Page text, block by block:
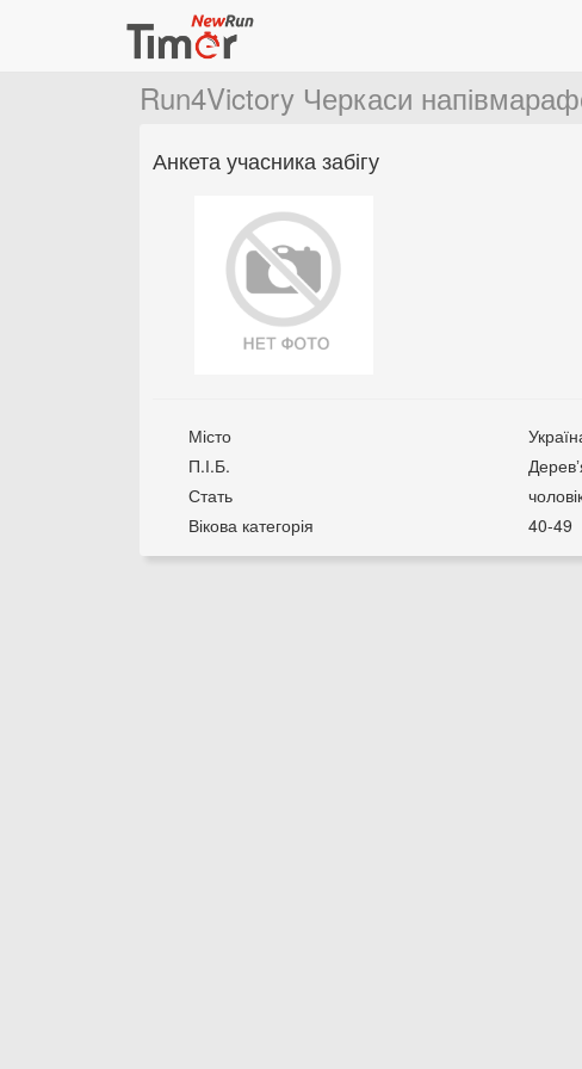
Run4Victory Черкаси
Анкета учасника забігу
Місто
П.І.Б.
Стать
Вікова категорія
40-49